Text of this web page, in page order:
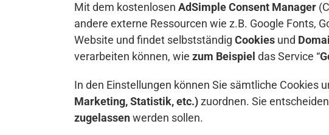
Mit dem kostenlosen AdSimple Consent Manager
andere externe Ressourcen wie z.B. Google Fonts,
Website und findet selbstständig Cookies und
verarbeiten können, wie zum Beispiel das Service “
In den Einstellungen können Sie sämtliche Cookies
Marketing, Statistik, etc.)zuordnen. Sie
zugelassenwerden sollen.